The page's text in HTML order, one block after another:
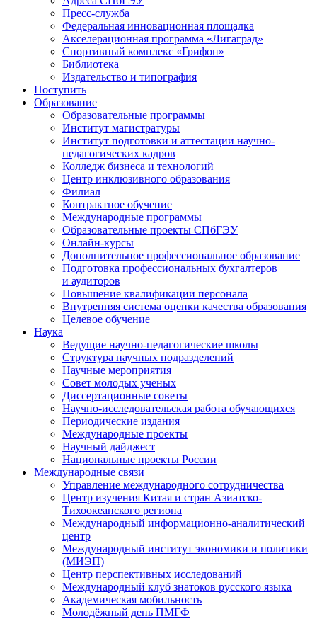
Пресс-служба
Федеральная инновационная площадка
Акселерационная программа «Лигаград»­­
Спортивный комплекс «Грифон»
Библиотека
Издательство и типография
Поступить
Образование
Образовательные программы
Институт магистратуры
Институт подготовки и аттестации научно-
педагогических кадров
Колледж бизнеса и технологий
Центр инклюзивного образования
Филиал
Контрактное обучение
Международные программы
Образовательные проекты СПбГЭУ
Онлайн-курсы
Дополнительное профессиональное образование
Подготовка профессиональных бухгалтеров
и аудиторов
Повышение квалификации персонала
Внутренняя система оценки качества образования
Целевое обучение
Наука
Ведущие научно-педагогические школы
Структура научных подразделений
Научные мероприятия
Совет молодых ученых
Диссертационные советы
Научно-исследовательская работа обучающихся
Периодические издания
Международные проекты
Научный дайджест
Национальные проекты России
Международные связи
Управление международного сотрудничества
Центр изучения Китая и стран Азиатско-
Тихоокеанского региона
Международный информационно-аналитический
центр
Международный институт экономики и политики
(МИЭП)
Центр перспективных исследований
Международный клуб знатоков русского языка
Академическая мобильность
Молодёжный день ПМГФ